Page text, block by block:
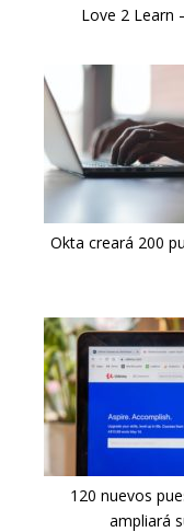
Love 2 Learn
Okta creará 200
120 nuevos
ampliará